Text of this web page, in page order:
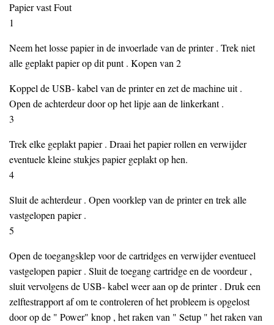
Papier vast Fout
1
Neem het losse papier in de invoerlade van de printer . Trek niet
alle geplakt papier op dit punt . Kopen van 2
Koppel de USB- kabel van de printer en zet de machine uit .
Open de achterdeur door op het lipje aan de linkerkant .
3
Trek elke geplakt papier . Draai het papier rollen en verwijder
eventuele kleine stukjes papier geplakt op hen.
4
Sluit de achterdeur . Open voorklep van de printer en trek alle
vastgelopen papier .
5
Open de toegangsklep voor de cartridges en verwijder eventueel
vastgelopen papier . Sluit de toegang cartridge en de voordeur ,
sluit vervolgens de USB- kabel weer aan op de printer . Druk een
zelftestrapport af om te controleren of het probleem is opgelost
door op de " Power" knop , het raken van " Setup " het raken van